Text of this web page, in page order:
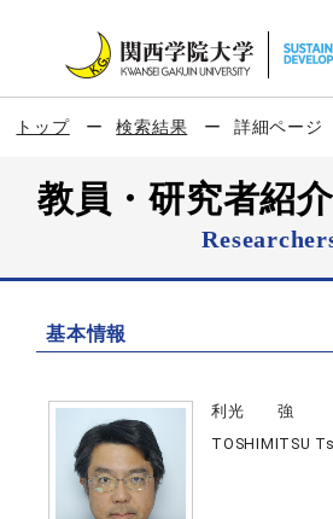
トップ 検索結果 詳細ページ
教員・研究者紹
基本情報
利光 強
TOSHIMITSU